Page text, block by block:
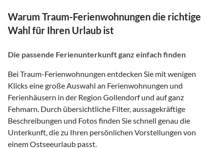
Warum Traum-Ferienwohnungen die richtige
Wahl für Ihren Urlaub ist
Die passende Ferienunterkunft ganz einfach finden
Bei Traum-Ferienwohnungen entdecken Sie mit wenigen
Klicks eine große Auswahl an Ferienwohnungen und
Ferienhäusern in der Region Gollendorf und auf ganz
Fehmarn. Durch übersichtliche Filter, aussagekräftige
Beschreibungen und Fotos finden Sie schnell genau die
Unterkunft, die zu Ihren persönlichen Vorstellungen von
einem Ostseeurlaub passt.